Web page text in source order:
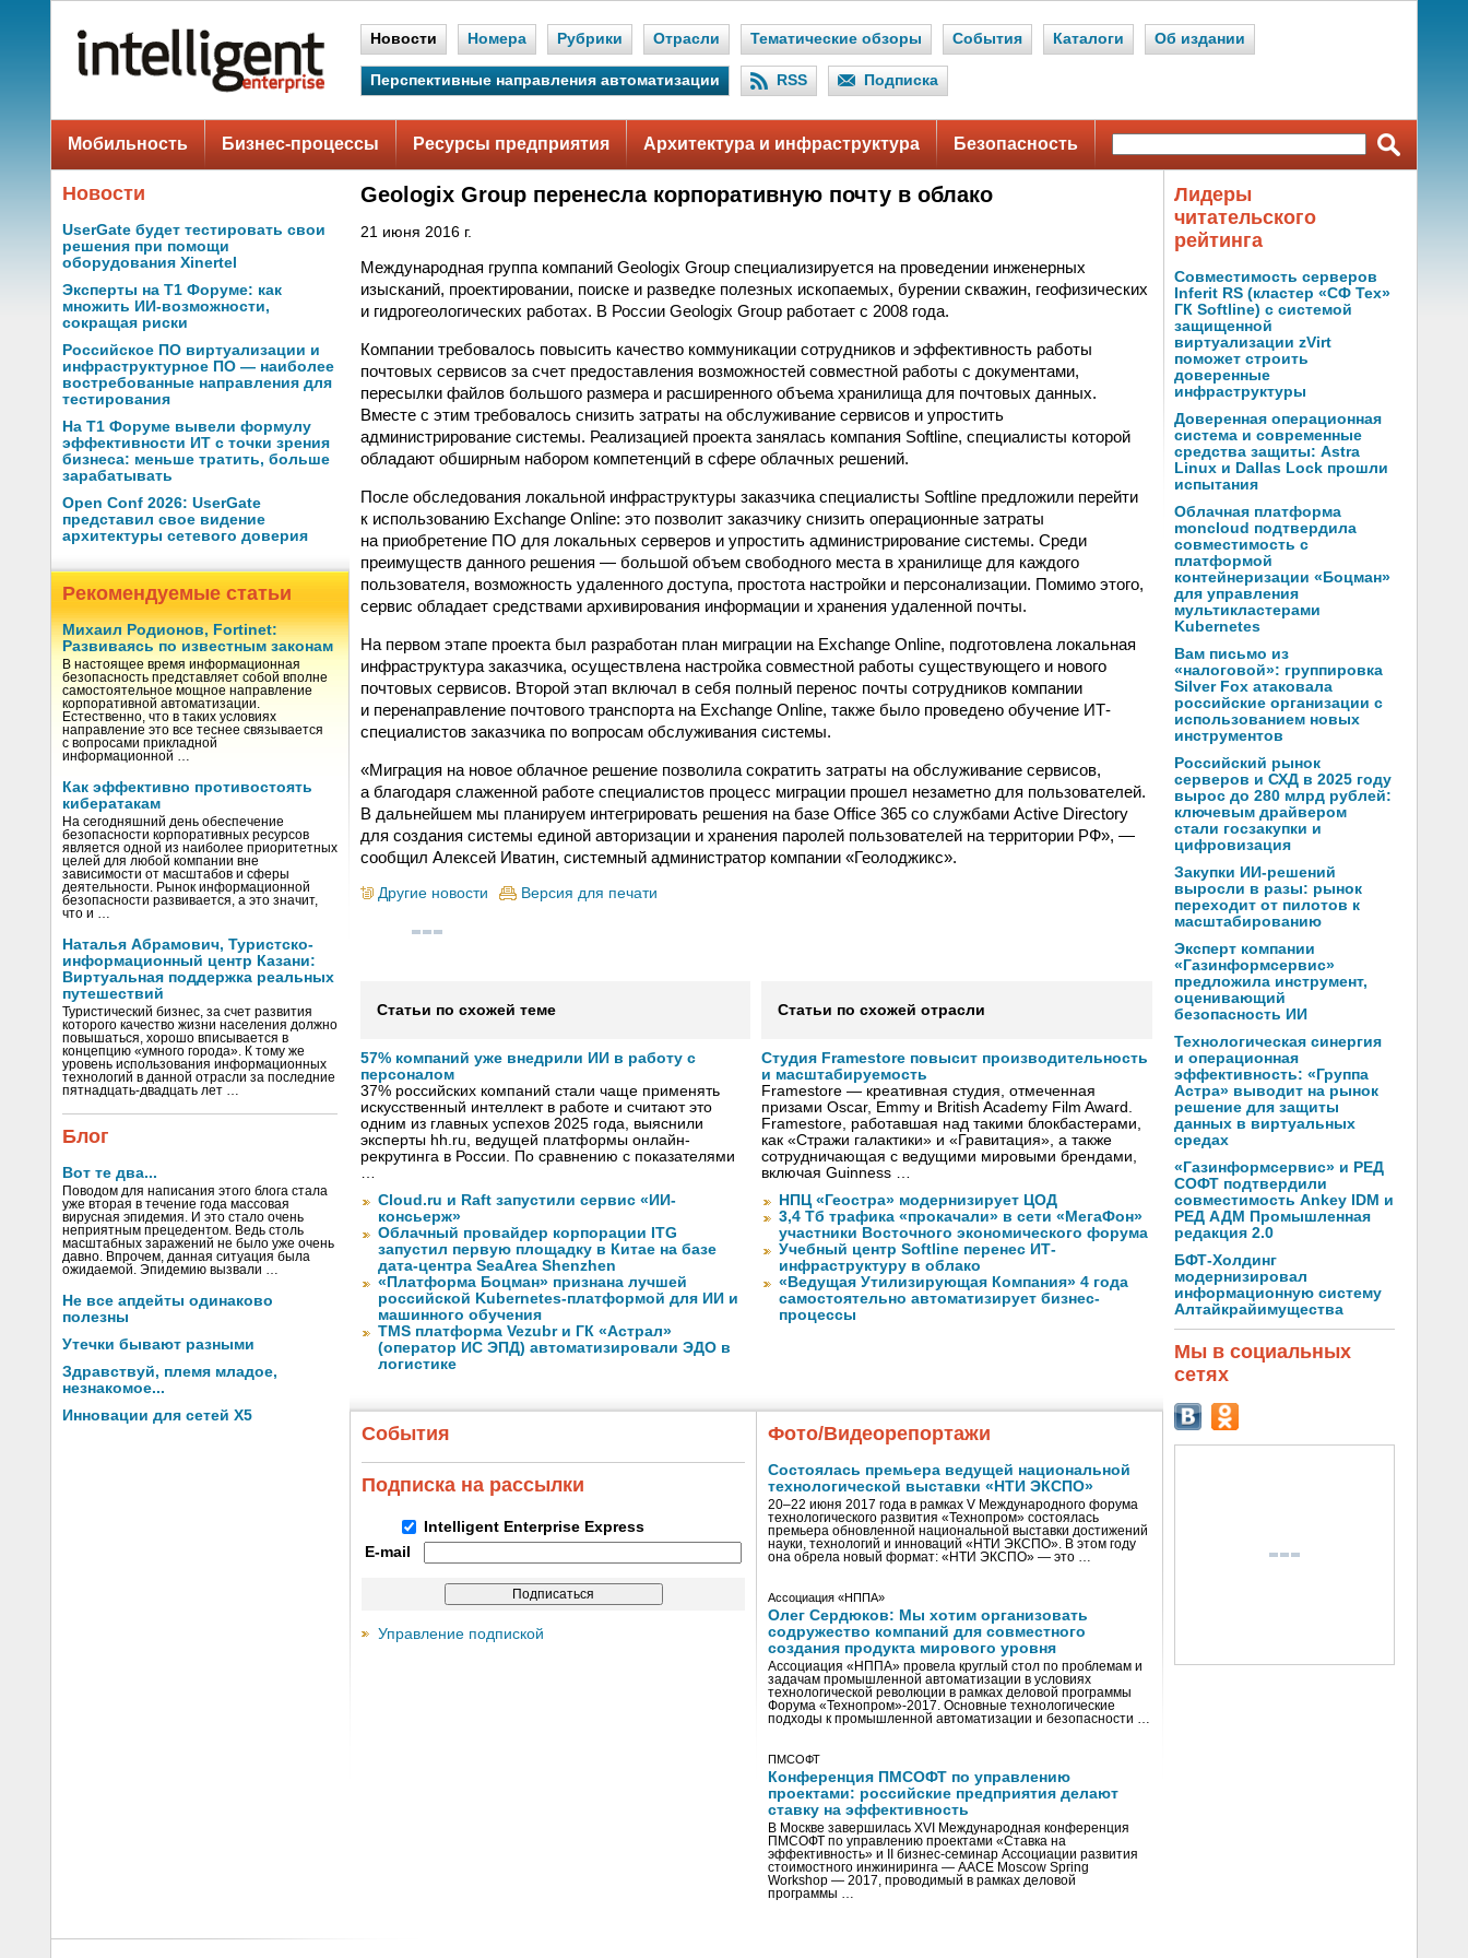
Новости Номера Рубрики Отрасли Тематические обзоры События Каталоги Об издании
Перспективные направления автоматизации RSS Подписка
Мобильность Бизнес-процессы Ресурсы предприятия Архитектура и инфраструктура Безопасность
Новости
UserGate будет тестировать свои
решения при помощи
оборудования Xinertel
Эксперты на Т1 Форуме: как
множить ИИ-возможности,
сокращая риски
Российское ПО виртуализации и
инфраструктурное ПО — наиболее
востребованные направления для
тестирования
На Т1 Форуме вывели формулу
эффективности ИТ с точки зрения
бизнеса: меньше тратить, больше
зарабатывать
Open Conf 2026: UserGate
представил свое видение
архитектуры сетевого доверия
Рекомендуемые статьи
Михаил Родионов, Fortinet:
Развиваясь по известным законам
В настоящее время информационная
безопасность представляет собой вполне
самостоятельное мощное направление
корпоративной автоматизации.
Естественно, что в таких условиях
направление это все теснее связывается
с вопросами прикладной
информационной …
Как эффективно противостоять
кибератакам
На сегодняшний день обеспечение
безопасности корпоративных ресурсов
является одной из наиболее приоритетных
целей для любой компании вне
зависимости от масштабов и сферы
деятельности. Рынок информационной
безопасности развивается, а это значит,
что и …
Наталья Абрамович, Туристско-
информационный центр Казани:
Виртуальная поддержка реальных
путешествий
Туристический бизнес, за счет развития
которого качество жизни населения должно
повышаться, хорошо вписывается в
концепцию «умного города». К тому же
уровень использования информационных
технологий в данной отрасли за последние
пятнадцать-двадцать лет …
Блог
Вот те два...
Поводом для написания этого блога стала
уже вторая в течение года массовая
вирусная эпидемия. И это стало очень
неприятным прецедентом. Ведь столь
масштабных заражений не было уже очень
давно. Впрочем, данная ситуация была
ожидаемой. Эпидемию вызвали …
Не все апдейты одинаково
полезны
Утечки бывают разными
Здравствуй, племя младое,
незнакомое...
Инновации для сетей X5
Geologix Group перенесла корпоративную почту в облако
21 июня 2016 г.
Международная группа компаний Geologix Group специализируется на проведении инженерных
изысканий, проектировании, поиске и разведке полезных ископаемых, бурении скважин, геофизических
и гидрогеологических работах. В России Geologix Group работает с 2008 года.
Компании требовалось повысить качество коммуникации сотрудников и эффективность работы
почтовых сервисов за счет предоставления возможностей совместной работы с документами,
пересылки файлов большого размера и расширенного объема хранилища для почтовых данных.
Вместе с этим требовалось снизить затраты на обслуживание сервисов и упростить
администрирование системы. Реализацией проекта занялась компания Softline, специалисты которой
обладают обширным набором компетенций в сфере облачных решений.
После обследования локальной инфраструктуры заказчика специалисты Softline предложили перейти
к использованию Exchange Online: это позволит заказчику снизить операционные затраты
на приобретение ПО для локальных серверов и упростить администрирование системы. Среди
преимуществ данного решения — большой объем свободного места в хранилище для каждого
пользователя, возможность удаленного доступа, простота настройки и персонализации. Помимо этого,
сервис обладает средствами архивирования информации и хранения удаленной почты.
На первом этапе проекта был разработан план миграции на Exchange Online, подготовлена локальная
инфраструктура заказчика, осуществлена настройка совместной работы существующего и нового
почтовых сервисов. Второй этап включал в себя полный перенос почты сотрудников компании
и перенаправление почтового транспорта на Exchange Online, также было проведено обучение ИТ-
специалистов заказчика по вопросам обслуживания системы.
«Миграция на новое облачное решение позволила сократить затраты на обслуживание сервисов,
а благодаря слаженной работе специалистов процесс миграции прошел незаметно для пользователей.
В дальнейшем мы планируем интегрировать решения на базе Office 365 со службами Active Directory
для создания системы единой авторизации и хранения паролей пользователей на территории РФ», —
сообщил Алексей Иватин, системный администратор компании «Геолоджикс».
Другие новости Версия для печати
Статьи по схожей теме
57% компаний уже внедрили ИИ в работу с
персоналом
37% российских компаний стали чаще применять
искусственный интеллект в работе и считают это
одним из главных успехов 2025 года, выяснили
эксперты hh.ru, ведущей платформы онлайн-
рекрутинга в России. По сравнению с показателями
…
Cloud.ru и Raft запустили сервис «ИИ-
консьерж»
Облачный провайдер корпорации ITG
запустил первую площадку в Китае на базе
дата-центра SeaArea Shenzhen
«Платформа Боцман» признана лучшей
российской Kubernetes-платформой для ИИ и
машинного обучения
TMS платформа Vezubr и ГК «Астрал»
(оператор ИС ЭПД) автоматизировали ЭДО в
логистике
Статьи по схожей отрасли
Студия Framestore повысит производительность
и масштабируемость
Framestore — креативная студия, отмеченная
призами Oscar, Emmy и British Academy Film Award.
Framestore, работавшая над такими блокбастерами,
как «Стражи галактики» и «Гравитация», a также
сотрудничающая с ведущими мировыми брендами,
включая Guinness …
НПЦ «Геостра» модернизирует ЦОД
3,4 Тб трафика «прокачали» в сети «МегаФон»
участники Восточного экономического форума
Учебный центр Softline перенес ИТ-
инфраструктуру в облако
«Ведущая Утилизирующая Компания» 4 года
самостоятельно автоматизирует бизнес-
процессы
События
Подписка на рассылки
Intelligent Enterprise Express
E-mail
Управление подпиской
Фото/Видеорепортажи
Состоялась премьера ведущей национальной
технологической выставки «НТИ ЭКСПО»
20–22 июня 2017 года в рамках V Международного форума
технологического развития «Технопром» состоялась
премьера обновленной национальной выставки достижений
науки, технологий и инноваций «НТИ ЭКСПО». В этом году
она обрела новый формат: «НТИ ЭКСПО» — это …
Ассоциация «НППА»
Олег Сердюков: Мы хотим организовать
содружество компаний для совместного
создания продукта мирового уровня
Ассоциация «НППА» провела круглый стол по проблемам и
задачам промышленной автоматизации в условиях
технологической революции в рамках деловой программы
Форума «Технопром»-2017. Основные технологические
подходы к промышленной автоматизации и безопасности …
ПМСОФТ
Конференция ПМСОФТ по управлению
проектами: российские предприятия делают
ставку на эффективность
В Москве завершилась XVI Международная конференция
ПМСОФТ по управлению проектами «Ставка на
эффективность» и II бизнес-семинар Ассоциации развития
стоимостного инжиниринга — AACE Moscow Spring
Workshop — 2017, проводимый в рамках деловой
программы …
Лидеры
читательского
рейтинга
Совместимость серверов
Inferit RS (кластер «СФ Тех»
ГК Softline) с системой
защищенной
виртуализации zVirt
поможет строить
доверенные
инфраструктуры
Доверенная операционная
система и современные
средства защиты: Astra
Linux и Dallas Lock прошли
испытания
Облачная платформа
moncloud подтвердила
совместимость с
платформой
контейнеризации «Боцман»
для управления
мультикластерами
Kubernetes
Вам письмо из
«налоговой»: группировка
Silver Fox атаковала
российские организации с
использованием новых
инструментов
Российский рынок
серверов и СХД в 2025 году
вырос до 280 млрд рублей:
ключевым драйвером
стали госзакупки и
цифровизация
Закупки ИИ-решений
выросли в разы: рынок
переходит от пилотов к
масштабированию
Эксперт компании
«Газинформсервис»
предложила инструмент,
оценивающий
безопасность ИИ
Технологическая синергия
и операционная
эффективность: «Группа
Астра» выводит на рынок
решение для защиты
данных в виртуальных
средах
«Газинформсервис» и РЕД
СОФТ подтвердили
совместимость Ankey IDM и
РЕД АДМ Промышленная
редакция 2.0
БФТ-Холдинг
модернизировал
информационную систему
Алтайкрайимущества
Мы в социальных
сетях